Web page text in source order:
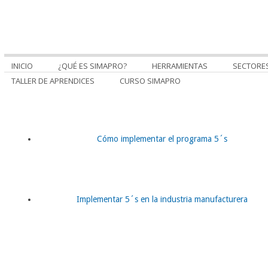
INICIO ¿QUÉ ES SIMAPRO? HERRAMIENTAS
TALLER DE APRENDICES
CURSO SIMAPRO
Cómo implementar el programa 5´s
Implementar 5´s en la industria manufacturera